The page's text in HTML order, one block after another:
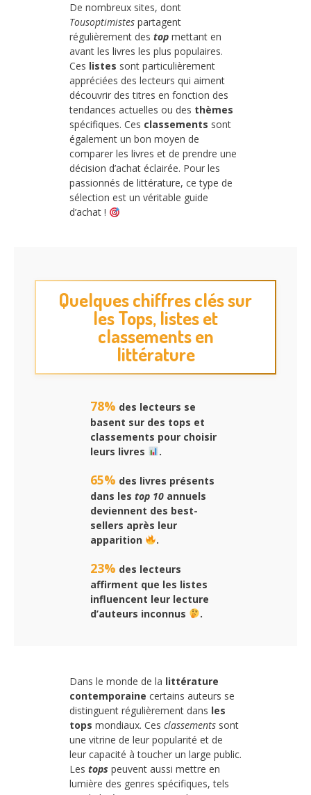
De nombreux sites, dont
Tousoptimistes partagent
régulièrement des top mettant en
avant les livres les plus populaires.
Ces listes sont particulièrement
appréciées des lecteurs qui aiment
découvrir des titres en fonction des
tendances actuelles ou des thèmes
spécifiques. Ces classements sont
également un bon moyen de
comparer les livres et de prendre une
décision d’achat éclairée. Pour les
passionnés de littérature, ce type de
sélection est un véritable guide
d’achat !
Quelques chiffres clés sur
les Tops, listes et
classements en
littérature
78% des lecteurs se
basent sur des tops et
classements pour choisir
leurs livres
.
65% des livres présents
dans les top 10 annuels
deviennent des best-
sellers après leur
apparition
.
23% des lecteurs
affirment que les listes
influencent leur lecture
d’auteurs inconnus
.
Dans le monde de la littérature
contemporaine certains auteurs se
distinguent régulièrement dans les
tops mondiaux. Ces classements sont
une vitrine de leur popularité et de
leur capacité à toucher un large public.
Les tops peuvent aussi mettre en
lumière des genres spécifiques, tels